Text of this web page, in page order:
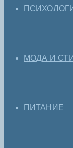
МОДА И
ПИТАНИЕ